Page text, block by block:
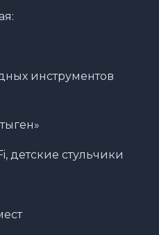
инструментов
детские стульчики